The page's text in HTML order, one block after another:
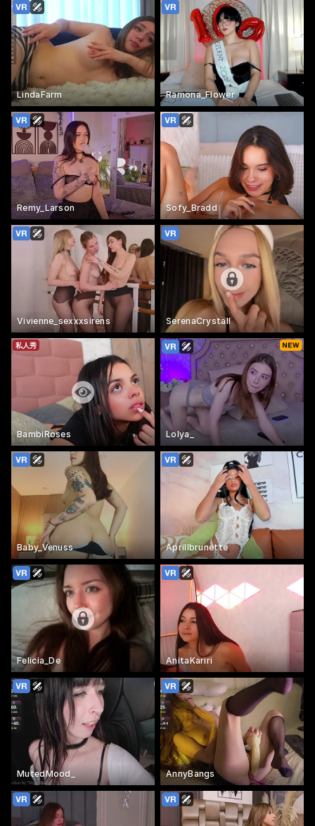
LindaFarm Ramona_Flower
Remy_Larson Sofy_Bradd
Vivienne_sexxxsirens SerenaCrystall
私人秀
BambiRoses Lolya_
Baby_Venuss Aprillbrunette
Felicia_De AnitaKariri
MutedMood_ AnnyBangs